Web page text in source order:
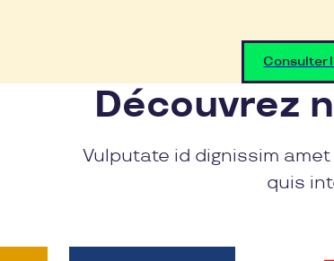
Consulter
Découvrez
Vulputate id dignissim
quis